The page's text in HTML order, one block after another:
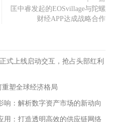
匡中睿发起的EOSvillage与陀螺
财经APP达成战略合作
式上线启动交互，抢占头部红利
塑全球经济格局
响：解析数字资产市场的新动向
用：打造透明高效的供应链网络